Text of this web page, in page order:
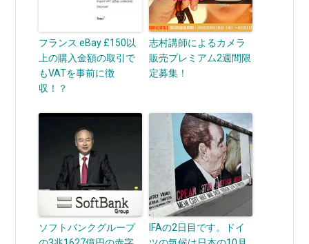
フランス eBay £150以
上の購入金額の取引で
もVATを事前に徴
収！？
志村講師によるカメラ
販売プレミアム2週間限
定募集！
ソフトバンクグループ
IFAの2日目です。ドイ